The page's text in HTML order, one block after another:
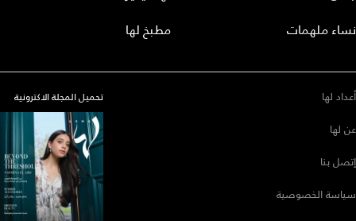
نساء ملهمات
مطبخ لها
أعداد لها
عن لها
إتصل بنا
سياسة الخصوصية
تحميل المجلة الاكترونية